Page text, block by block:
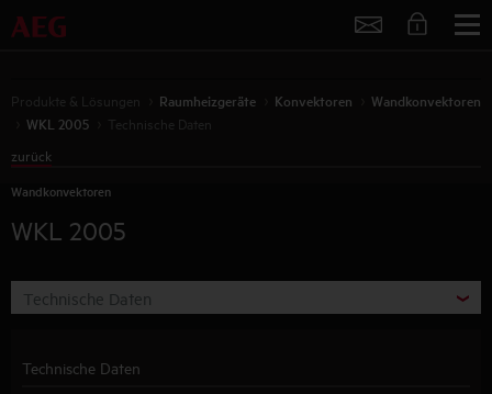
Service
Produkte & Lösungen Raumheizgeräte Konvektoren
Wandkonvektoren
WKL 2005
Technische Daten
zurück
Wandkonvektoren
WKL 2005
Technische Daten
Technische Daten